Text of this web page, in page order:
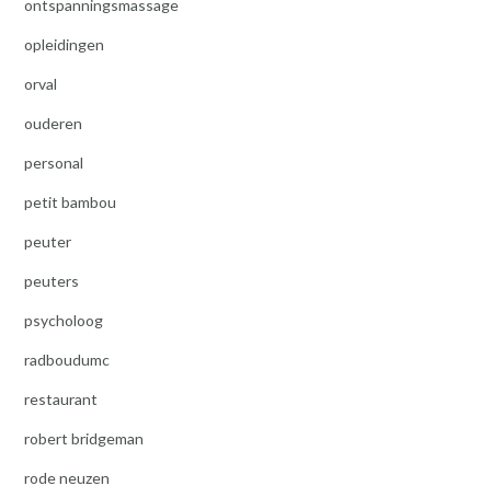
ontspanningsmassage
opleidingen
orval
ouderen
personal
petit bambou
peuter
peuters
psycholoog
radboudumc
restaurant
robert bridgeman
rode neuzen